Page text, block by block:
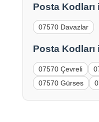
Posta
07570 Davazlar
Posta
07570 Çevreli
07570 Gürses